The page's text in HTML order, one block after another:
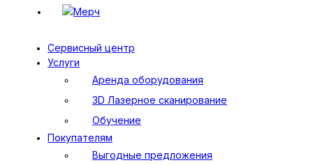
Мерч
Сервисный центр
Услуги
Аренда оборудования
3D Лазерное сканирование
Обучение
Покупателям
Выгодные предложения